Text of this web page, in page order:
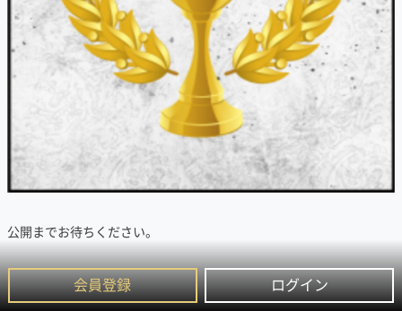
会員登録 ログイン
公開までお待ちください。